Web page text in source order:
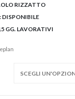
RIZZATTO
DISPONIBILE
GG. LAVORATIVI